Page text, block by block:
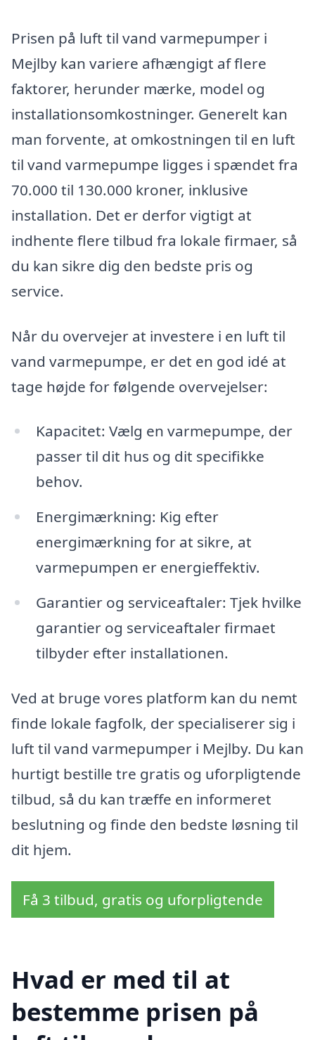
Prisen på luft til vand varmepumper i
Mejlby kan variere afhængigt af flere
faktorer, herunder mærke, model og
installationsomkostninger. Generelt kan
man forvente, at omkostningen til en luft
til vand varmepumpe ligges i spændet fra
70.000 til 130.000 kroner, inklusive
installation. Det er derfor vigtigt at
indhente flere tilbud fra lokale firmaer, så
du kan sikre dig den bedste pris og
service.
Når du overvejer at investere i en luft til
vand varmepumpe, er det en god idé at
tage højde for følgende overvejelser:
Kapacitet: Vælg en varmepumpe, der
passer til dit hus og dit specifikke
behov.
Energimærkning: Kig efter
energimærkning for at sikre, at
varmepumpen er energieffektiv.
Garantier og serviceaftaler: Tjek hvilke
garantier og serviceaftaler firmaet
tilbyder efter installationen.
Ved at bruge vores platform kan du nemt
finde lokale fagfolk, der specialiserer sig i
luft til vand varmepumper i Mejlby. Du kan
hurtigt bestille tre gratis og uforpligtende
tilbud, så du kan træffe en informeret
beslutning og finde den bedste løsning til
dit hjem.
Få 3 tilbud, gratis og uforpligtende
Hvad er med til at
bestemme prisen på